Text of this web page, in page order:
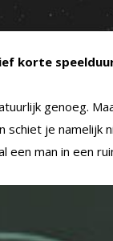
korte
genoeg.
je namelijk
een man in een